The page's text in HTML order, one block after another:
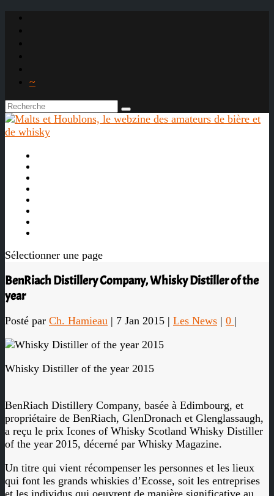
~
Sélectionner une page
BenRiach Distillery Company, Whisky Distiller of the
year
Posté par Ch. Hamieau | 7 Jan 2015 | Les News | 0 |
Whisky Distiller of the year 2015
BenRiach Distillery Company, basée à Edimbourg, et
propriétaire de BenRiach, GlenDronach et Glenglassaugh,
a reçu le prix Icones of Whisky Scotland Whisky Distiller
of the year 2015, décerné par Whisky Magazine.
Un titre qui vient récompenser les personnes et les lieux
qui font les grands whiskies d’Ecosse, soit les entreprises
et les individus qui oeuvrent de manière significative au